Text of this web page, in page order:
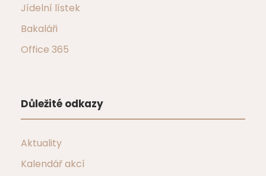
Jídelní lístek
Bakaláři
Office 365
Důležité odkazy
Aktuality
Kalendář akcí